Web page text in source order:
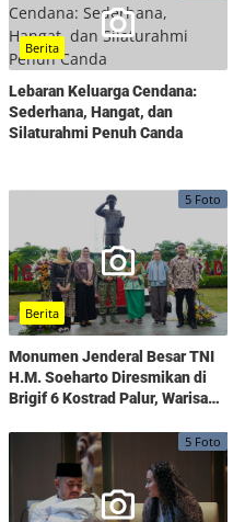
Berita
Lebaran Keluarga Cendana:
Sederhana, Hangat, dan
Silaturahmi Penuh Canda
5 Foto
Berita
Monumen Jenderal Besar TNI
H.M. Soeharto Diresmikan di
Brigif 6 Kostrad Palur, Warisan
Dihidupkan Kembali
5 Foto